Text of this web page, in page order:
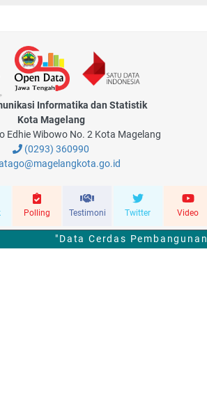
Informatika dan Statistik
Kota Magelang
Edhie Wibowo No. 2 Kota Magelang
(0293) 360990
Polling Testimoni Twitter Video
"Data Cerdas